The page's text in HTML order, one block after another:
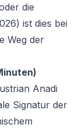
die
ist dies bei
Weg der
Anadi
Signatur der